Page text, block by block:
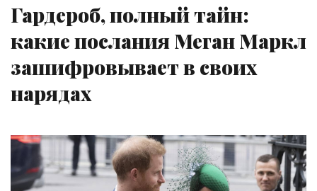
Гардероб, полный тайн:
какие послания Меган Маркл
зашифровывает в своих
нарядах